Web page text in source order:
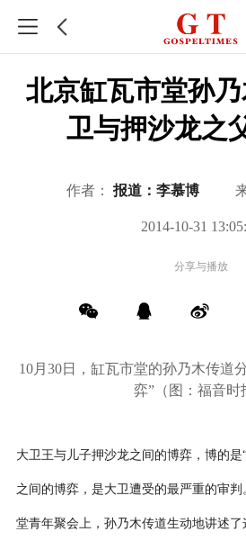
北京缸瓦市堂孙
卫与押沙龙之
作者： 报道：李慕博
2014-10-31
分享与播放
10月30日，缸瓦市堂的孙乃木传道
弈”（图：福音时
大卫王与儿子押沙龙之间的博弈，博的是
之间的博弈，是大卫遭受的最严重的审判
堂青年聚会上，孙乃木传道生动地讲述